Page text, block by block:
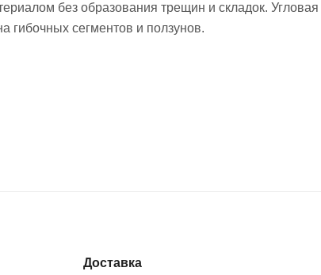
без образования трещин и складок.
гибочных сегментов и ползунов.
Доставка